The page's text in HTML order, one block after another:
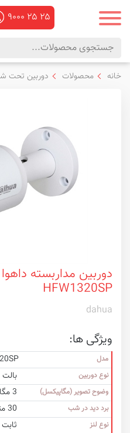
۹۰۰۰ ۲۵ ۲۵
محصولات
منوی
اصلی
خانه محصولات دوربین تحت
HFW1320SP
dahua
ویژگی ها:
مدل
نوع دوربین بالت
وضوح تصویر (مگاپیکسل) 3 مگاپیکسل
برد دید در شب 30 متر
نوع لنز ثابت